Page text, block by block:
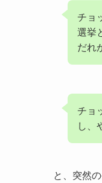
チョ
選挙
だれ
チョ
し、
と、突然